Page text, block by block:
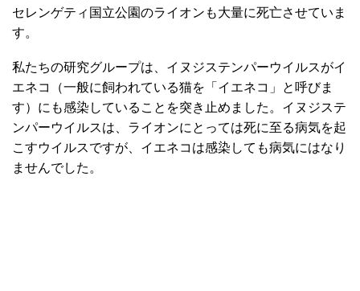
セレンゲティ国立公園のライオンも大量に死亡させていま
す。
私たちの研究グループは、イヌジステンパーウイルスがイ
エネコ（一般に飼われている猫を「イエネコ」と呼びま
す）にも感染していることを突き止めました。イヌジステ
ンパーウイルスは、ライオンにとっては死に至る病気を起
こすウイルスですが、イエネコは感染しても病気にはなり
ませんでした。